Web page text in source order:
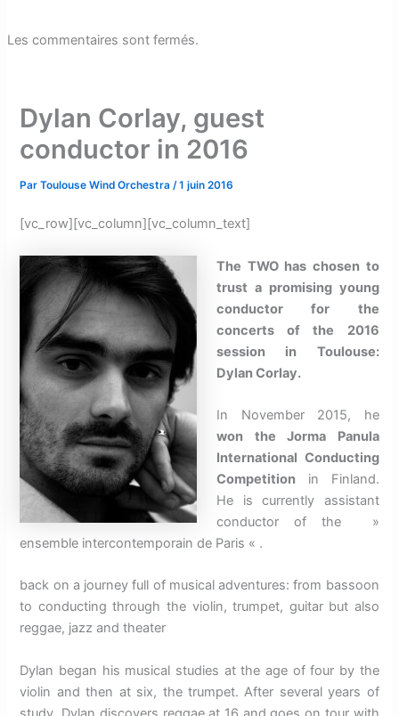
Les commentaires sont fermés.
Dylan Corlay, guest
conductor in 2016
ParToulouse Wind Orchestra/1 juin 2016
[vc_row][vc_column][vc_column_text]
The TWO has chosen to
trust a promising young
conductor for the
concerts of the 2016
session in Toulouse:
Dylan Corlay.
In November 2015, he
won the Jorma Panula
International Conducting
Competition in Finland.
He is currently assistant
conductor of the »
ensemble intercontemporain de Paris « .
back on a journey full of musical adventures: from bassoon
to conducting through the violin, trumpet, guitar but also
reggae, jazz and theater
Dylan began his musical studies at the age of four by the
violin and then at six, the trumpet. After several years of